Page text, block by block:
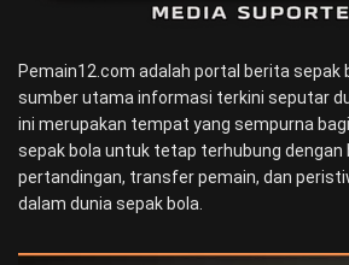
Pemain12.com adalah portal berita sepak
sumber utama informasi terkini seputar
ini merupakan tempat yang sempurna
sepak bola untuk tetap terhubung
pertandingan, transfer pemain, dan
dalam dunia sepak bola.